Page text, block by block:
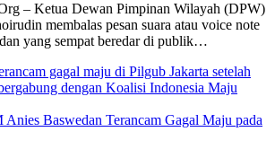
– Ketua Dewan Pimpinan Wilayah (DPW)
membalas pesan suara atau voice note
yang sempat beredar di publik…
Baswedan Terancam Gagal Maju pada